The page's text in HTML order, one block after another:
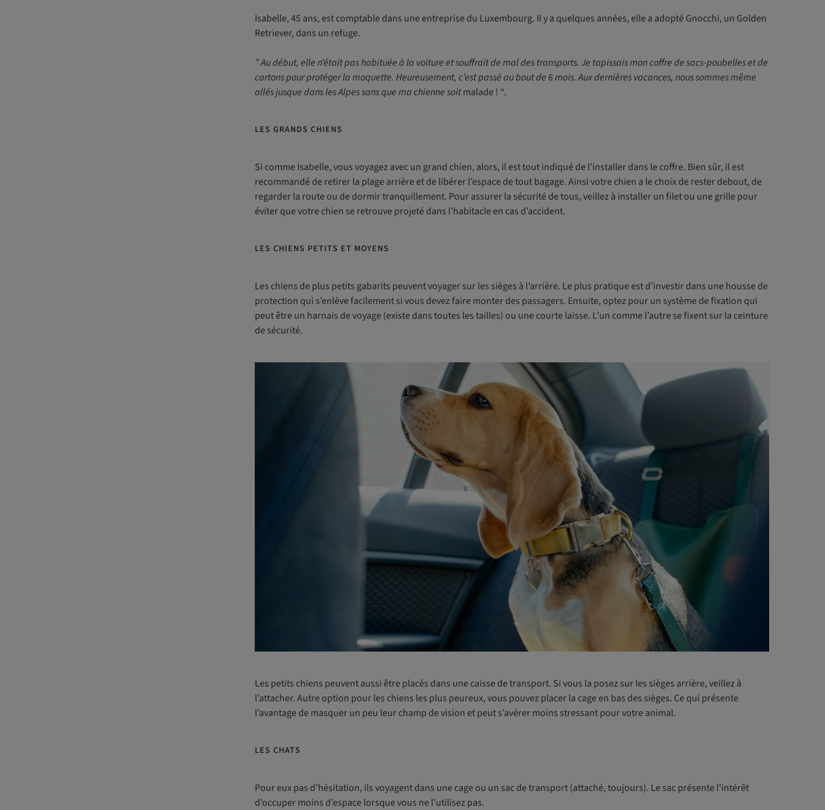
Isabelle, 45 ans, est comptable dans une entreprise du Luxembourg. Il y a quelques années, elle a adopté Gnocchi, un Golden
Retriever, dans un refuge.
” Au début, elle n’était pas habituée à la voiture et souffrait de mal des transports. Je tapissais mon coffre de sacs-poubelles et de
cartons pour protéger la moquette. Heureusement, c’est passé au bout de 6 mois. Aux dernières vacances, nous sommes même
allés jusque dans les Alpes sans que ma chienne soitmalade ! “.
LES GRANDS CHIENS
Si comme Isabelle, vous voyagez avec un grand chien, alors, il est tout indiqué de l’installer dans le coffre. Bien sûr, il est
recommandé de retirer la plage arrière et de libérer l’espace de tout bagage. Ainsi votre chien a le choix de rester debout, de
regarder la route ou de dormir tranquillement. Pour assurer la sécurité de tous, veillez à installer un filet ou une grille pour
éviter que votre chien se retrouve projeté dans l’habitacle en cas d’accident.
LES CHIENS PETITS ET MOYENS
Les chiens de plus petits gabarits peuvent voyager sur les sièges à l’arrière. Le plus pratique est d’investir dans une housse de
protection qui s’enlève facilement si vous devez faire monter des passagers. Ensuite, optez pour un système de fixation qui
peut être un harnais de voyage (existe dans toutes les tailles) ou une courte laisse. L’un comme l’autre se fixent sur la ceinture
de sécurité.
Les petits chiens peuvent aussi être placés dans une caisse de transport. Si vous la posez sur les sièges arrière, veillez à
l’attacher. Autre option pour les chiens les plus peureux, vous pouvez placer la cage en bas des sièges. Ce qui présente
l’avantage de masquer un peu leur champ de vision et peut s’avérer moins stressant pour votre animal.
LES CHATS
Pour eux pas d’hésitation, ils voyagent dans une cage ou un sac de transport (attaché, toujours). Le sac présente l'intérêt
d’occuper moins d’espace lorsque vous ne l’utilisez pas.